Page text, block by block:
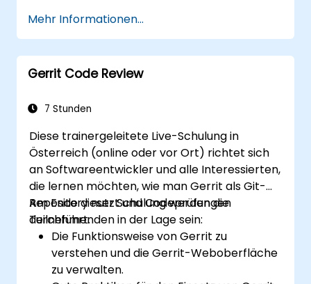
und Namespaces zu organisieren.
An Code, Issues und Dokumentation
mittels Markdown und GitLab-Tools
zusammenzuarbeiten.
sichere Konfigurationen in realen
Mehr Informationen...
Gerrit Code Review
7 Stunden
Diese trainergeleitete Live-Schulung in
Österreich (online oder vor Ort) richtet sich
an Softwareentwickler und alle Interessierten,
die lernen möchten, wie man Gerrit als Git-
Repository nutzt und Codeprüfungen
durchführt.
Am Ende dieser Schulung werden die
Teilnehmenden in der Lage sein:
Die Funktionsweise von Gerrit zu
verstehen und die Gerrit-Weboberfläche
zu verwalten.